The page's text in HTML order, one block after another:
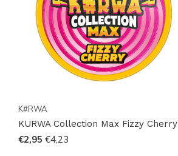
K#RWA
KURWA Collection Max Fizzy Cherry
€2,95 €4,23